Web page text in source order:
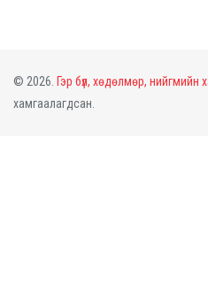
© 2026. Гэр бүл, хөдөлмөр, нийгмийн
хамгаалагдсан.